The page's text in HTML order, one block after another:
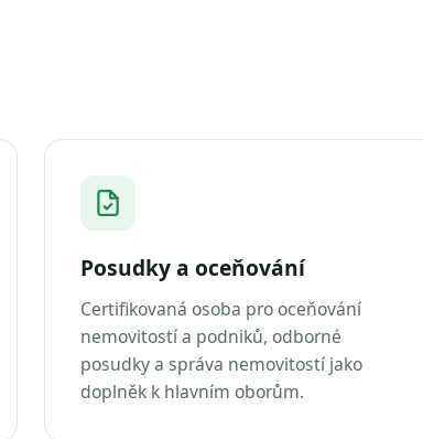
Posudky a oceňování
Certifikovaná osoba pro oceňování
nemovitostí a podniků, odborné
posudky a správa nemovitostí jako
doplněk k hlavním oborům.